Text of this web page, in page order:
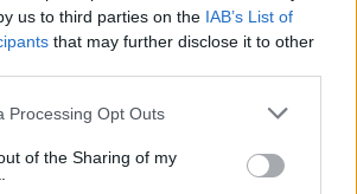
us to third parties on the IAB’s List of
that may further disclose it to other
Processing Opt Outs
of the Sharing of my
7 kpl
12 kpl